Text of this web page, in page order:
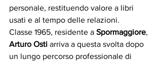
personale, restituendo valore a libri
usati e al tempo delle relazioni.
Classe 1965, residente a Spormaggiore,
Arturo Osti arriva a questa svolta dopo
un lungo percorso professionale di